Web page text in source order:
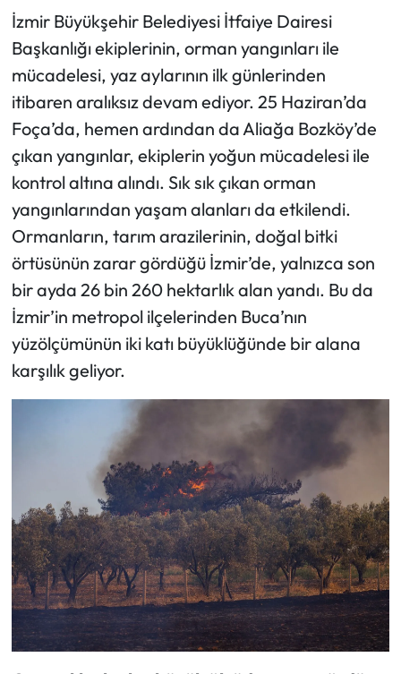
İzmir Büyükşehir Belediyesi İtfaiye Dairesi
Başkanlığı ekiplerinin, orman yangınları ile
mücadelesi, yaz aylarının ilk günlerinden
itibaren aralıksız devam ediyor. 25 Haziran’da
Foça’da, hemen ardından da Aliağa Bozköy’de
çıkan yangınlar, ekiplerin yoğun mücadelesi ile
kontrol altına alındı. Sık sık çıkan orman
yangınlarından yaşam alanları da etkilendi.
Ormanların, tarım arazilerinin, doğal bitki
örtüsünün zarar gördüğü İzmir’de, yalnızca son
bir ayda 26 bin 260 hektarlık alan yandı. Bu da
İzmir’in metropol ilçelerinden Buca’nın
yüzölçümünün iki katı büyüklüğünde bir alana
karşılık geliyor.